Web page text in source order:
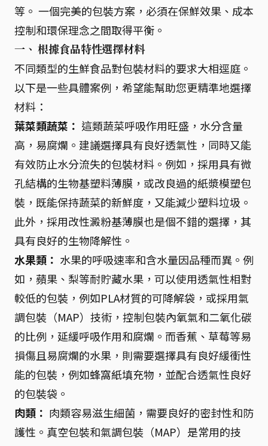
等。 一個完美的包裝方案，必須在保鮮效果、成本
控制和環保理念之間取得平衡。
一、 根據食品特性選擇材料
不同類型的生鮮食品對包裝材料的要求大相逕庭。
以下是一些具體案例，希望能幫助您更精準地選擇
材料：
葉菜類蔬菜： 這類蔬菜呼吸作用旺盛，水分含量
高，易腐爛。建議選擇具有良好透氣性，同時又能
有效防止水分流失的包裝材料。例如，採用具有微
孔結構的生物基塑料薄膜，或改良過的紙漿模塑包
裝，既能保持蔬菜的新鮮度，又能減少塑料垃圾。
此外，採用改性澱粉基薄膜也是個不錯的選擇，其
具有良好的生物降解性。
水果類： 水果的呼吸速率和含水量因品種而異。例
如，蘋果、梨等耐貯藏水果，可以使用透氣性相對
較低的包裝，例如PLA材質的可降解袋，或採用氣
調包裝（MAP）技術，控制包裝內氧氣和二氧化碳
的比例，延緩呼吸作用和腐爛。而香蕉、草莓等易
損傷且易腐爛的水果，則需要選擇具有良好緩衝性
能的包裝，例如蜂窩紙填充物，並配合透氣性良好
的包裝袋。
肉類： 肉類容易滋生細菌，需要良好的密封性和防
護性。真空包裝和氣調包裝（MAP）是常用的技